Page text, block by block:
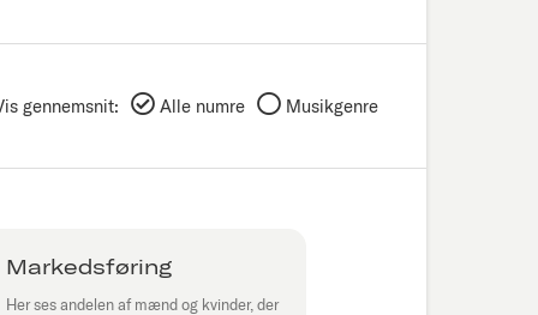
gennemsnit: Alle numre Musikgenre
Markedsføring
Her ses andelen af mænd og kvinder, der